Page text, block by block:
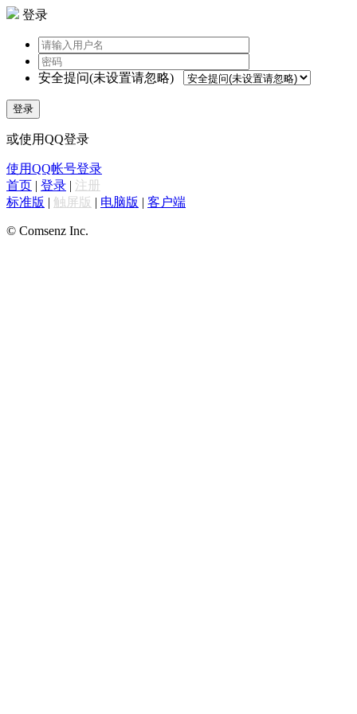
登录
安全提问(未设置请忽略)
登录
或使用QQ登录
使用QQ帐号登录
首页 | 登录 | 注册
标准版 | 触屏版 | 电脑版 | 客户端
© Comsenz Inc.